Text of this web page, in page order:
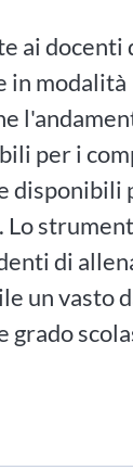
ai docenti
in modalità
per i
disponibili
Lo
di
un vasto
grado